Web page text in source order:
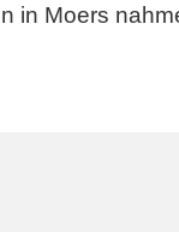
in Moers